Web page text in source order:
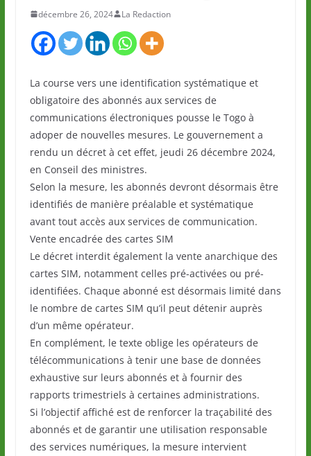
décembre 26, 2024 La Redaction
La course vers une identification systématique et
obligatoire des abonnés aux services de
communications électroniques pousse le Togo à
adoper de nouvelles mesures. Le gouvernement a
rendu un décret à cet effet, jeudi 26 décembre 2024,
en Conseil des ministres.
Selon la mesure, les abonnés devront désormais être
identifiés de manière préalable et systématique
avant tout accès aux services de communication.
Vente encadrée des cartes SIM
Le décret interdit également la vente anarchique des
cartes SIM, notamment celles pré-activées ou pré-
identifiées. Chaque abonné est désormais limité dans
le nombre de cartes SIM qu’il peut détenir auprès
d’un même opérateur.
En complément, le texte oblige les opérateurs de
télécommunications à tenir une base de données
exhaustive sur leurs abonnés et à fournir des
rapports trimestriels à certaines administrations.
Si l’objectif affiché est de renforcer la traçabilité des
abonnés et de garantir une utilisation responsable
des services numériques, la mesure intervient